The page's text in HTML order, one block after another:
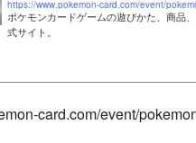
https://www.pokemon-card.com/event/
ポケモンカードゲームの遊びかた、商品
式サイト。
card.com/event/